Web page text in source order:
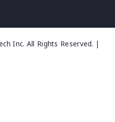
Inc. All Rights Reserved. |